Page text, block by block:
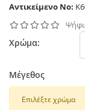
Αντικείμενο No:
Χρώμα:
Μέγεθος
Επιλέξτε χρώμα